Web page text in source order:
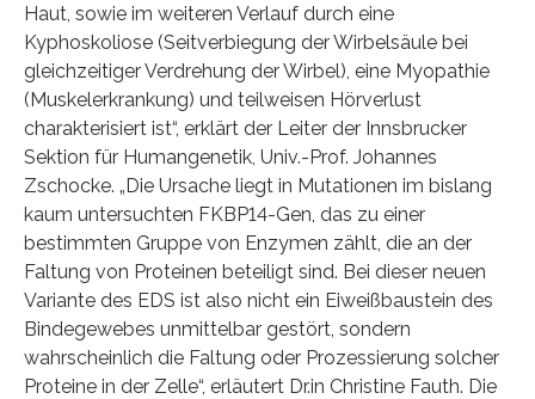
Haut, sowie im weiteren Verlauf durch eine
Kyphoskoliose (Seitverbiegung der Wirbelsäule bei
gleichzeitiger Verdrehung der Wirbel), eine Myopathie
(Muskelerkrankung) und teilweisen Hörverlust
charakterisiert ist“, erklärt der Leiter der Innsbrucker
Sektion für Humangenetik, Univ.-Prof. Johannes
Zschocke. „Die Ursache liegt in Mutationen im bislang
kaum untersuchten FKBP14-Gen, das zu einer
bestimmten Gruppe von Enzymen zählt, die an der
Faltung von Proteinen beteiligt sind. Bei dieser neuen
Variante des EDS ist also nicht ein Eiweißbaustein des
Bindegewebes unmittelbar gestört, sondern
wahrscheinlich die Faltung oder Prozessierung solcher
Proteine in der Zelle“, erläutert Dr.in Christine Fauth. Die